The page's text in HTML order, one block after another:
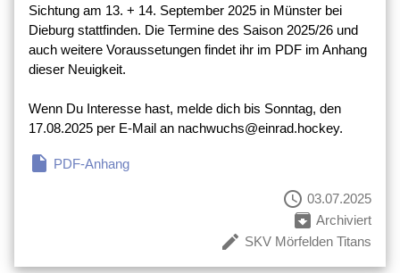
Sichtung am 13. + 14. September 2025 in Münster bei
Dieburg stattfinden. Die Termine des Saison 2025/26 und
auch weitere Voraussetungen findet ihr im PDF im Anhang
dieser Neuigkeit.
Wenn Du Interesse hast, melde dich bis Sonntag, den
17.08.2025 per E-Mail an nachwuchs@einrad.hockey.
insert_drive_file PDF-Anhang
schedule 03.07.2025
archive Archiviert
create SKV Mörfelden Titans